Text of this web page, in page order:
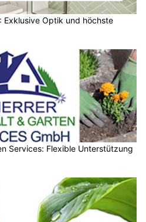
Exklusive Optik und höchste
Services: Flexible Unterstützung